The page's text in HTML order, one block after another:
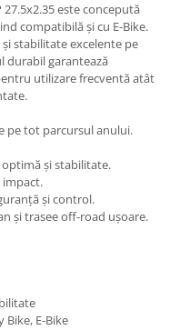
27.5x2.35 este concepută
compatibilă și cu E-Bike.
stabilitate excelente pe
durabil garantează
utilizare frecventă atât
pe tot parcursul anului.
și stabilitate.
impact.
și control.
și trasee off-road ușoare.
E-Bike